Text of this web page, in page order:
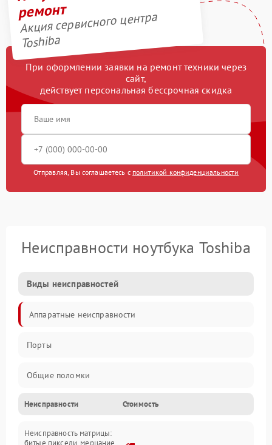
ремонт
Акция сервисного центра
Toshiba
При оформлении заявки на ремонт техники через
сайт,
действует персональная бессрочная скидка
Отправляя, Вы соглашаетесь с политикой конфиденциальности
Неисправности ноутбука Toshiba
Виды неисправностей
Аппаратные неисправности
Порты
Общие поломки
Устройства
Программные ошибки
Неисправности Стоимость
Неисправность матрицы:
битые пиксели, мерцание,